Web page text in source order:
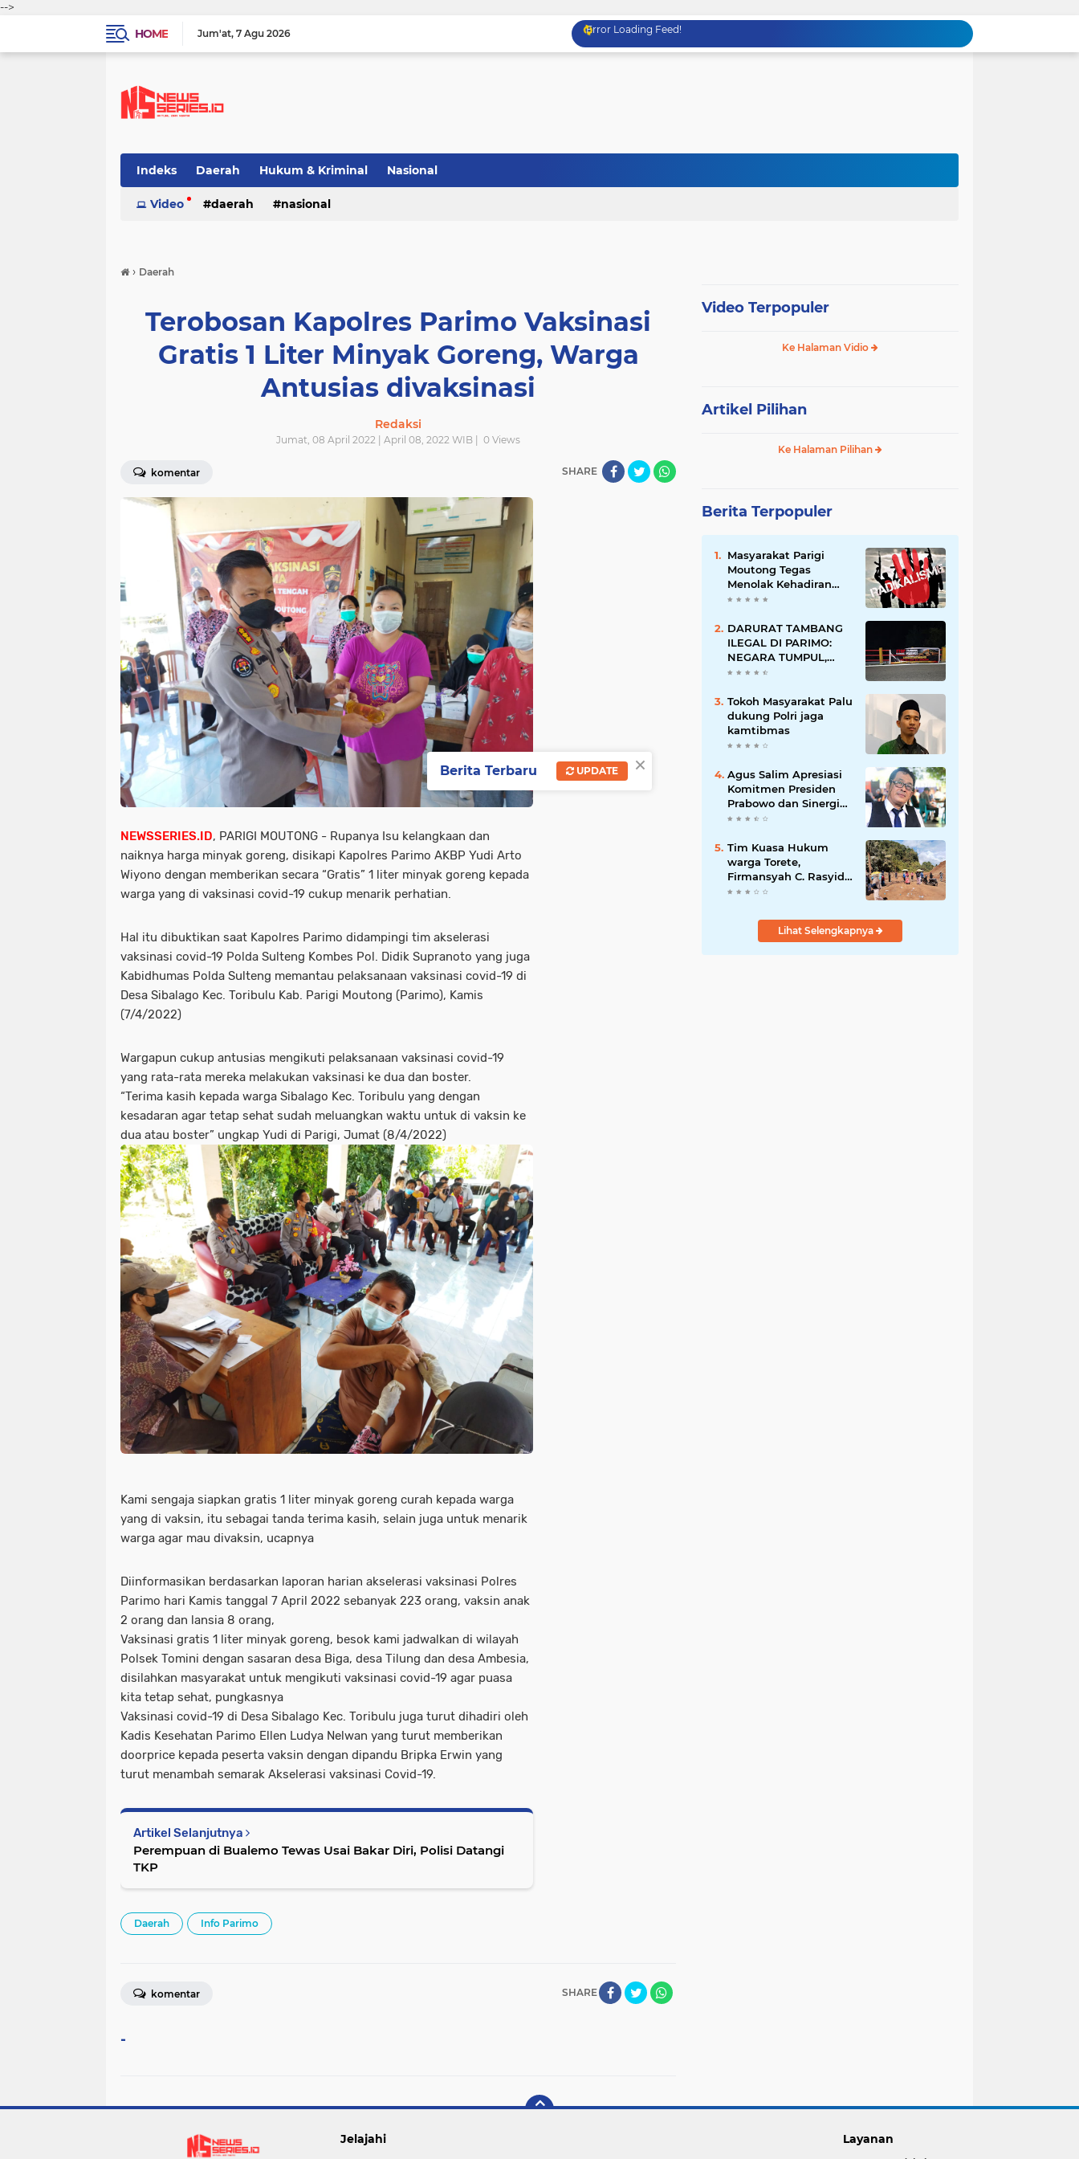
-->
HOME
Jum'at 7 Agu 2026 Error Loading Feed!
Indeks Daerah Hukum & Kriminal Nasional
Video daerah nasional
› Daerah
Terobosan Kapolres Parimo Vaksinasi
Gratis 1 Liter Minyak Goreng, Warga
Antusias divaksinasi
Redaksi
Jumat, 08 April 2022 | April 08, 2022 WIB | 0 Views
komentar SHARE
NEWSSERIES.ID, PARIGI MOUTONG - Rupanya Isu kelangkaan dan
naiknya harga minyak goreng, disikapi Kapolres Parimo AKBP Yudi Arto
Wiyono dengan memberikan secara “Gratis” 1 liter minyak goreng kepada
warga yang di vaksinasi covid-19 cukup menarik perhatian.
Hal itu dibuktikan saat Kapolres Parimo didampingi tim akselerasi
vaksinasi covid-19 Polda Sulteng Kombes Pol. Didik Supranoto yang juga
Kabidhumas Polda Sulteng memantau pelaksanaan vaksinasi covid-19 di
Desa Sibalago Kec. Toribulu Kab. Parigi Moutong (Parimo), Kamis
(7/4/2022)
Wargapun cukup antusias mengikuti pelaksanaan vaksinasi covid-19
yang rata-rata mereka melakukan vaksinasi ke dua dan boster.
“Terima kasih kepada warga Sibalago Kec. Toribulu yang dengan
kesadaran agar tetap sehat sudah meluangkan waktu untuk di vaksin ke
dua atau boster” ungkap Yudi di Parigi, Jumat (8/4/2022)
Kami sengaja siapkan gratis 1 liter minyak goreng curah kepada warga
yang di vaksin, itu sebagai tanda terima kasih, selain juga untuk menarik
warga agar mau divaksin, ucapnya
Diinformasikan berdasarkan laporan harian akselerasi vaksinasi Polres
Parimo hari Kamis tanggal 7 April 2022 sebanyak 223 orang, vaksin anak
2 orang dan lansia 8 orang,
Vaksinasi gratis 1 liter minyak goreng, besok kami jadwalkan di wilayah
Polsek Tomini dengan sasaran desa Biga, desa Tilung dan desa Ambesia,
disilahkan masyarakat untuk mengikuti vaksinasi covid-19 agar puasa
kita tetap sehat, pungkasnya
Vaksinasi covid-19 di Desa Sibalago Kec. Toribulu juga turut dihadiri oleh
Kadis Kesehatan Parimo Ellen Ludya Nelwan yang turut memberikan
doorprice kepada peserta vaksin dengan dipandu Bripka Erwin yang
turut menambah semarak Akselerasi vaksinasi Covid-19.
Artikel Selanjutnya
Perempuan di Bualemo Tewas Usai Bakar Diri, Polisi Datangi
TKP
Daerah Info Parimo
SHARE
komentar
-
Video Terpopuler
Ke Halaman Vidio
Artikel Pilihan
Ke Halaman Pilihan
Berita Terpopuler
Masyarakat Parigi
Moutong Tegas
Menolak Kehadiran
Ormas Radikal
DARURAT TAMBANG
ILEGAL DI PARIMO:
NEGARA TUMPUL,
MAFIA TAMBANG
Tokoh Masyarakat Palu
dukung Polri jaga
kamtibmas
Agus Salim Apresiasi
Komitmen Presiden
Prabowo dan Sinergi
Aparat Penegak
Pemberantasan
Korupsi
Tim Kuasa Hukum
warga Torete,
Firmansyah C. Rasyid,
S.H., menyampaikan
atas kesalahpahaman
yang berkembang di
Lihat Selengkapnya
Jelajahi Layanan
×
Berita Terbaru UPDATE